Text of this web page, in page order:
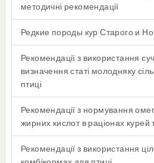
методичні рекомендації
Редкие породы кур Старого и
Рекомендації з використання
визначення статі молодняку
птиці
Рекомендації з нормування
жирних кислот в раціонах курей
Рекомендації з використання